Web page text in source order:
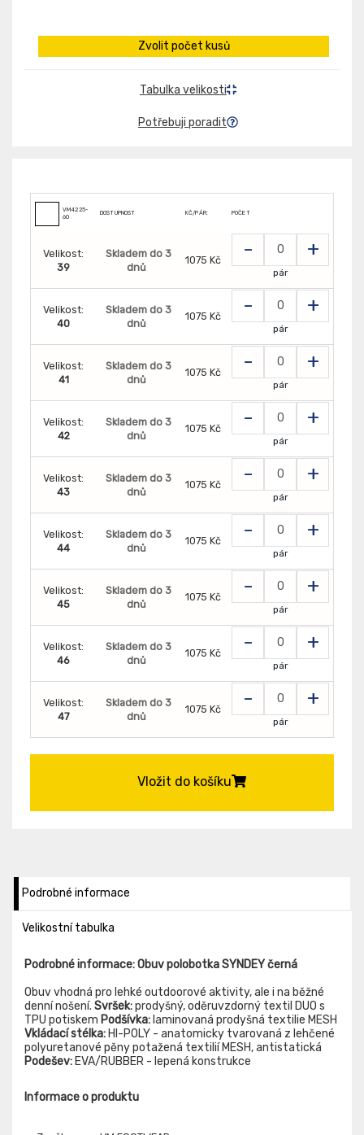
Zvolit počet kusů
Tabulka velikosti
Potřebuji poradit
VM4225-
60
DOSTUPNOST KČ/PÁR: POČET
Velikost:
39
Skladem do 3
dnů
1075 Kč - +
pár
Velikost:
40
Skladem do 3
dnů
1075 Kč - +
pár
Velikost:
41
Skladem do 3
dnů
1075 Kč - +
pár
Velikost:
42
Skladem do 3
dnů
1075 Kč - +
pár
Velikost:
43
Skladem do 3
dnů
1075 Kč - +
pár
Velikost:
44
Skladem do 3
dnů
1075 Kč - +
pár
Velikost:
45
Skladem do 3
dnů
1075 Kč - +
pár
Velikost:
46
Skladem do 3
dnů
1075 Kč - +
pár
Velikost:
47
Skladem do 3
dnů
1075 Kč - +
pár
Vložit do košíku
Podrobné informace
Velikostní tabulka
Podrobné informace: Obuv polobotka SYNDEY černá
Obuv vhodná pro lehké outdoorové aktivity, ale i na běžné
denní nošení. Svršek:prodyšný, oděruvzdorný textil DUO s
TPU potiskem Podšívka: laminovaná prodyšná textilie MESH
Vkládací stélka: HI-POLY - anatomicky tvarovaná z lehčené
polyuretanové pěny potažená textilií MESH, antistatická
Podešev: EVA/RUBBER - lepená konstrukce
Informace o produktu